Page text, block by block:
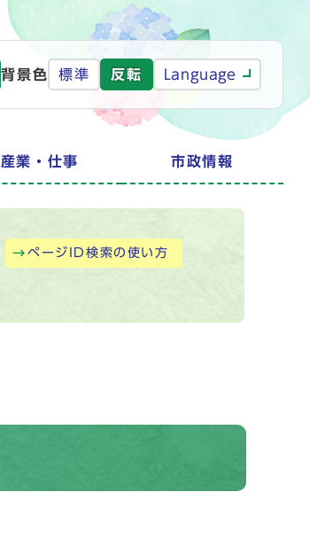
背景色 標準 反転 Language
産業・仕事 市政情報
ページID検索の使い方